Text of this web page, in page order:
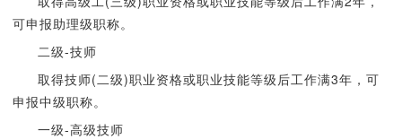
可申报助理级职称。
二级-技师
取得技师(二级)职业资格或职业技能等级后工作满3年，可
申报中级职称。
一级-高级技师